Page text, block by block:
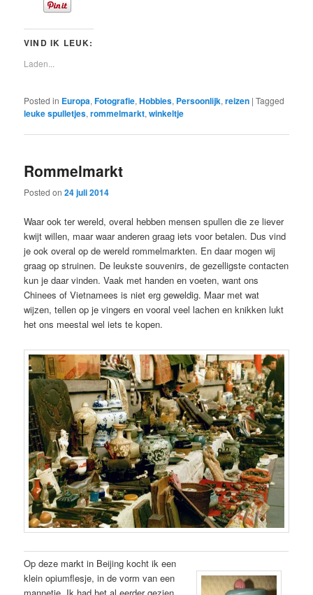
VIND IK LEUK:
Laden...
Posted in Europa,Fotografie,Hobbies, Persoonlijk,reizen |Tagged
leuke spulletjes,rommelmarkt,winkeltje
Rommelmarkt
Posted on24 juli 2014
Waar ook ter wereld, overal hebben mensen spullen die ze liever
kwijt willen, maar waar anderen graag iets voor betalen. Dus vind
je ook overal op de wereld rommelmarkten. En daar mogen wij
graag op struinen. De leukste souvenirs, de gezelligste contacten
kun je daar vinden. Vaak met handen en voeten, want ons
Chinees of Vietnamees is niet erg geweldig. Maar met wat
wijzen, tellen op je vingers en vooral veel lachen en knikken lukt
het ons meestal wel iets te kopen.
Op deze markt in Beijing kocht ik een
klein opiumflesje, in de vorm van een